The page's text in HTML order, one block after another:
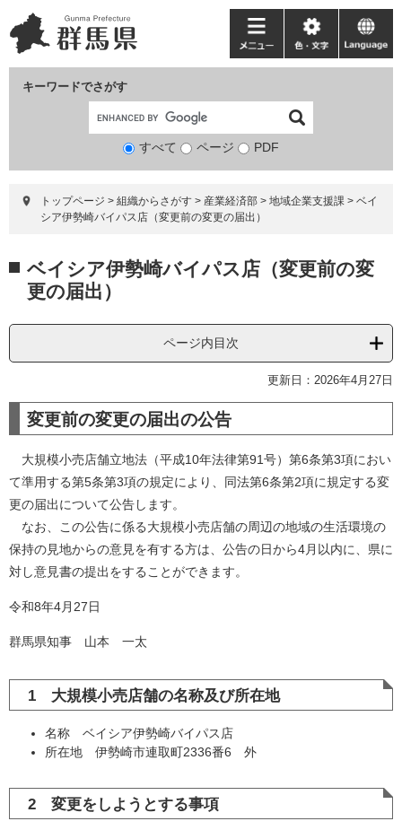
ー
ジ
ニ
ュ
て
キーワードでさがす
検
象
すべて ページ PDF
メ
ニ
ー
色・
文
language
トップページ > 組織からさがす > 産業経済部 > 地域企業支援課 > ベイ
シア伊勢崎バイパス店（変更前の変更の届出）
文 ベイシア伊勢崎バイパス店（変更前の変
更の届出）
ページ内目次
更新日：2026年4月27日
変更前の変更の届出の公告
大規模小売店舗立地法（平成10年法律第91号）第6条第3項におい
て準用する第5条第3項の規定により、同法第6条第2項に規定する変
更の届出について公告します。
なお、この公告に係る大規模小売店舗の周辺の地域の生活環境の
保持の見地からの意見を有する方は、公告の日から4月以内に、県に
対し意見書の提出をすることができます。
令和8年4月27日
群馬県知事 山本 一太
1 大規模小売店舗の名称及び所在地
名称 ベイシア伊勢崎バイパス店
所在地 伊勢崎市連取町2336番6 外
2 変更をしようとする事項